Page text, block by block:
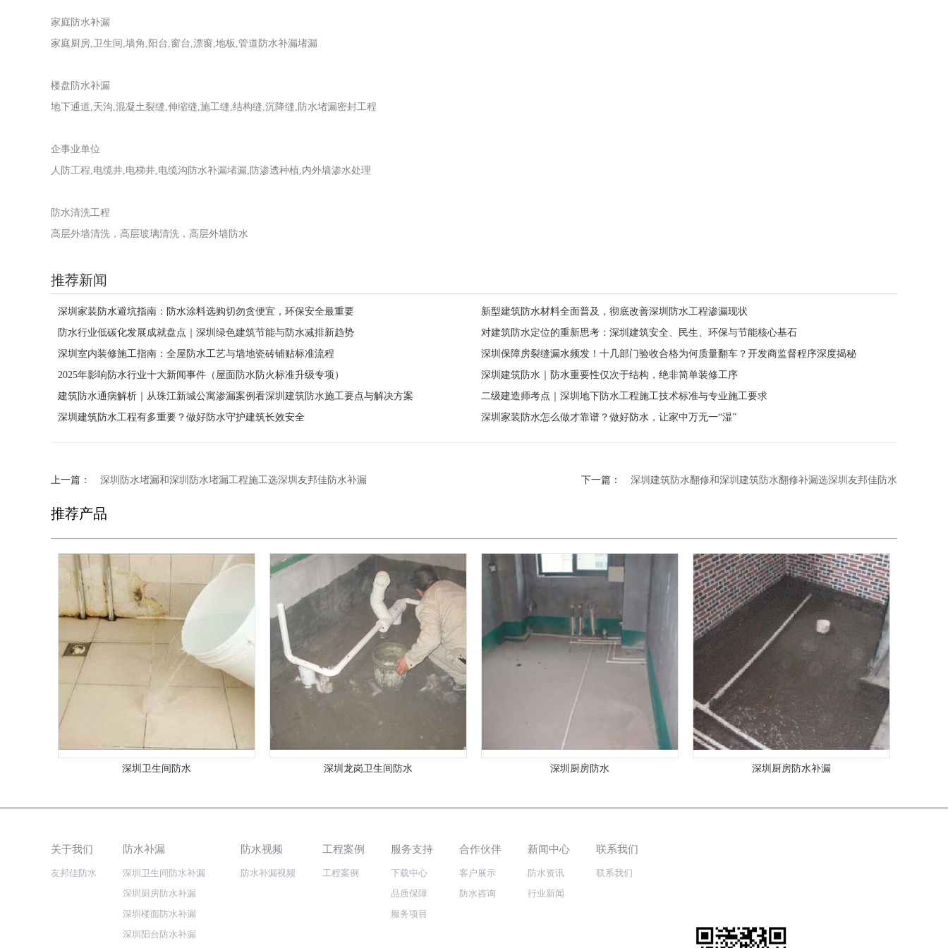
家庭防水补漏
家庭厨房,卫生间,墙角,阳台,窗台,漂窗,地板,管道防水补漏堵漏
楼盘防水补漏
地下通道,天沟,混凝土裂缝,伸缩缝,施工缝,结构缝,沉降缝,防水堵漏密封工程
企事业单位
人防工程,电缆井,电梯井,电缆沟防水补漏堵漏,防渗透种植,内外墙渗水处理
防水清洗工程
高层外墙清洗，高层玻璃清洗，高层外墙防水
推荐新闻
深圳家装防水避坑指南：防水涂料选购切勿贪便宜，环保安全最重要
新型建筑防水材料全面普及，彻底改善深圳防水工程渗漏现状
防水行业低碳化发展成就盘点｜深圳绿色建筑节能与防水减排新趋势
对建筑防水定位的重新思考：深圳建筑安全、民生、环保与节能核心基石
深圳室内装修施工指南：全屋防水工艺与墙地瓷砖铺贴标准流程
深圳保障房裂缝漏水频发！十几部门验收合格为何质量翻车？开发商监督程序深度揭秘
2025年影响防水行业十大新闻事件（屋面防水防火标准升级专项）
深圳建筑防水｜防水重要性仅次于结构，绝非简单装修工序
建筑防水通病解析｜从珠江新城公寓渗漏案例看深圳建筑防水施工要点与解决方案
二级建造师考点｜深圳地下防水工程施工技术标准与专业施工要求
深圳建筑防水工程有多重要？做好防水守护建筑长效安全
深圳家装防水怎么做才靠谱？做好防水，让家中万无一“湿”
上一篇： 深圳防水堵漏和深圳防水堵漏工程施工选深圳友邦佳防水补漏 下一篇： 深圳建筑防水翻修和深圳建筑防水翻修补漏选深圳友邦佳防水
推荐产品
深圳卫生间防水 深圳龙岗卫生间防水 深圳厨房防水 深圳厨房防水补漏
关于我们
友邦佳防水
防水补漏
深圳卫生间防水补漏
深圳厨房防水补漏
深圳楼面防水补漏
深圳阳台防水补漏
防水视频
防水补漏视频
工程案例
工程案例
服务支持
下载中心
品质保障
服务项目
合作伙伴
客户展示
防水咨询
新闻中心
防水资讯
行业新闻
联系我们
联系我们